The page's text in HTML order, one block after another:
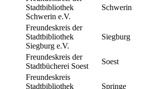
Stadtbibliothek
Schwerin e.V.
Schwerin
Freundeskreis der
Stadtbibliothek
Siegburg e.V.
Siegburg
Freundeskreis der
Stadtbücherei Soest
Soest
Freundeskreis
Stadtbibliothek
Springe